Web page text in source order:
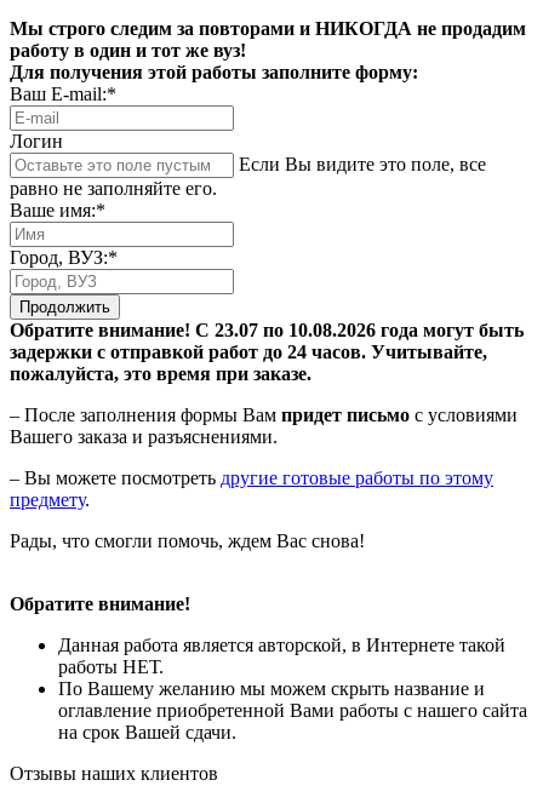
Мы строго следим за повторами и НИКОГДА не продадим
работу в один и тот же вуз!
Для получения этой работы заполните форму:
Ваш E-mail:*
Логин
Если Вы видите это поле, все
равно не заполняйте его.
Ваше имя:*
Город, ВУЗ:*
Продолжить
Обратите внимание! С 23.07 по 10.08.2026 года могут быть
задержки с отправкой работ до 24 часов. Учитывайте,
пожалуйста, это время при заказе.
– После заполнения формы Вам придет письмо с условиями
Вашего заказа и разъяснениями.
– Вы можете посмотреть другие готовые работы по этому
предмету.
Рады, что смогли помочь, ждем Вас снова!
Обратите внимание!
Данная работа является авторской, в Интернете такой
работы НЕТ.
По Вашему желанию мы можем скрыть название и
оглавление приобретенной Вами работы с нашего сайта
на срок Вашей сдачи.
Отзывы наших клиентов